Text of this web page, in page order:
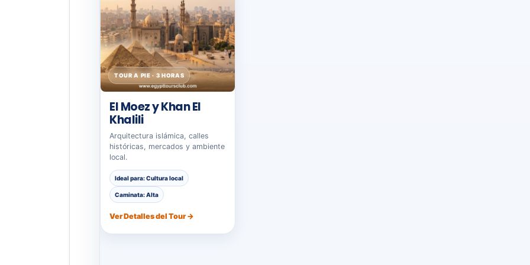
TOUR A PIE · 3 HORAS
El Moez y Khan El
Khalili
Arquitectura islámica, calles
históricas, mercados y ambiente
local.
Ideal para: Cultura local
Caminata: Alta
Ver Detalles del Tour →